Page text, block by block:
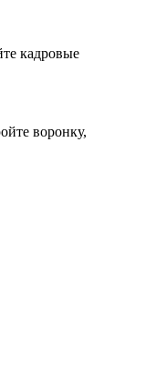
кадровые
воронку,